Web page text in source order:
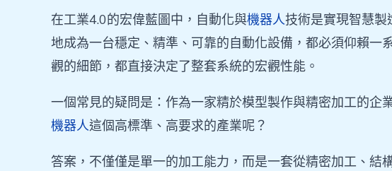
在工業4.0的宏偉藍圖中，自動化與機器人技術是實現智慧
地成為一台穩定、精準、可靠的自動化設備，都必須仰賴
觀的細節，都直接決定了整套系統的宏觀性能。
一個常見的疑問是：作為一家精於模型製作與精密加工的企
機器人這個高標準、高要求的產業呢？
答案，不僅僅是單一的加工能力，而是一套從精密加工、